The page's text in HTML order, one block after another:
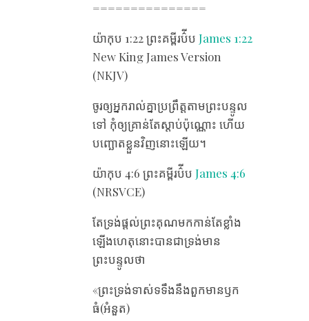
===============
យ៉ាកុប 1:22 ព្រះគម្ពីរប៌ីប James 1:22
New King James Version
(NKJV)
ចូរ​ឲ្យ​អ្នក​រាល់​គ្នា​ប្រព្រឹត្ត​តាម​ព្រះបន្ទូល​
ទៅ កុំ​ឲ្យ​គ្រាន់​តែ​ស្តាប់​ប៉ុណ្ណោះ ហើយ​
បញ្ឆោត​ខ្លួន​វិញ​នោះ​ឡើយ។
យ៉ាកុប 4:6 ព្រះគម្ពីរប៌ីប James 4:6
(NRSVCE)
តែ​ទ្រង់​ផ្តល់​ព្រះគុណ​មក​កាន់​តែ​ខ្លាំង​
ឡើងហេតុ​នោះ​បាន​ជា​ទ្រង់​មាន​
ព្រះបន្ទូល​ថា
«ព្រះ​ទ្រង់​ទាស់​ទទឹង​នឹង​ពួក​មាន​ឫក​
ធំ(អំនួត)